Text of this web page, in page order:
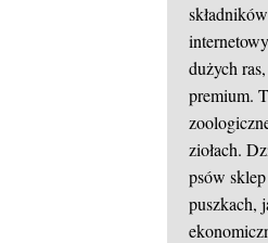
dużych
premium.
ziołach.
psów
puszkach,